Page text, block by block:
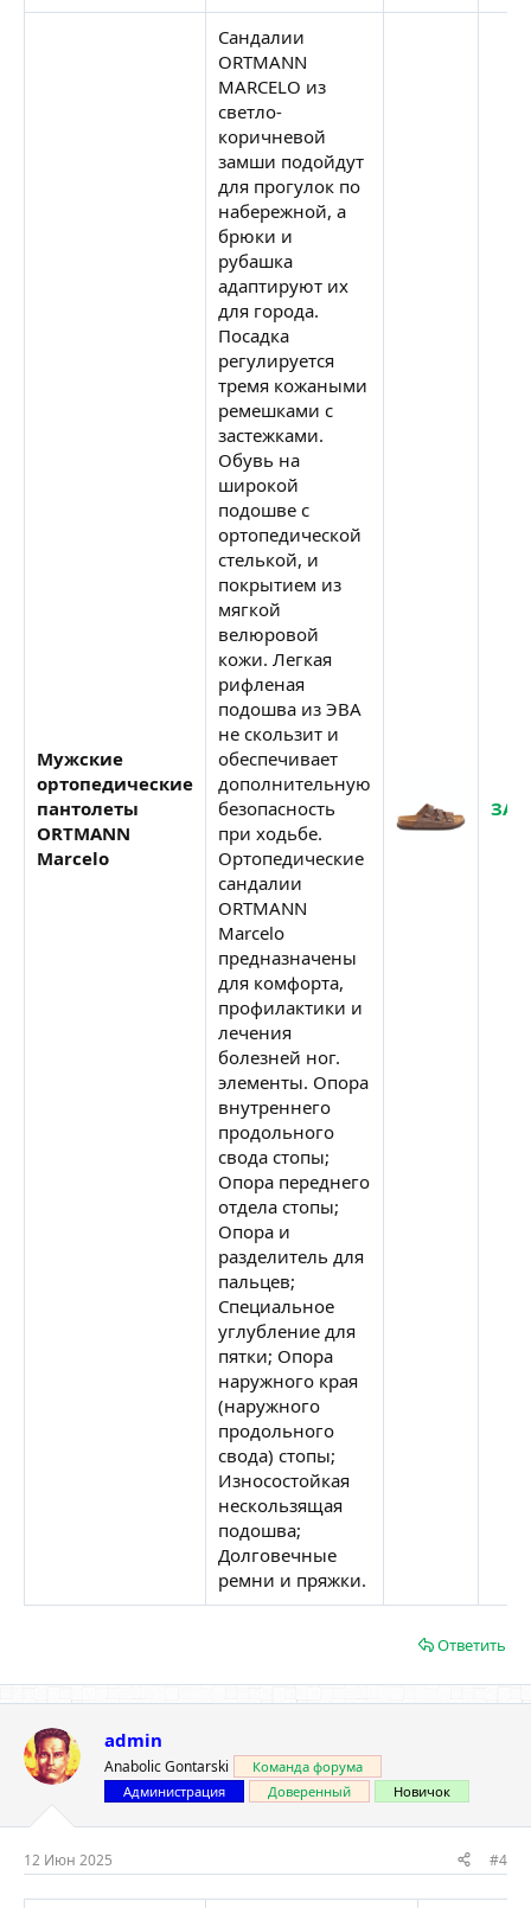
Мужские
ортопедические
пантолеты
ORTMANN
Marcelo
Сандалии
ORTMANN
MARCELO из
светло-
коричневой
замши подойдут
для прогулок по
набережной, а
брюки и
рубашка
адаптируют их
для города.
Посадка
регулируется
тремя кожаными
ремешками с
застежками.
Обувь на
широкой
подошве с
ортопедической
стелькой, и
покрытием из
мягкой
велюровой
кожи. Легкая
рифленая
подошва из ЭВА
не скользит и
обеспечивает
дополнительную
безопасность
при ходьбе.
Ортопедические
сандалии
ORTMANN
Marcelo
предназначены
для комфорта,
профилактики и
лечения
болезней ног.
элементы. Опора
внутреннего
продольного
свода стопы;
Опора переднего
отдела стопы;
Опора и
разделитель для
пальцев;
Специальное
углубление для
пятки; Опора
наружного края
(наружного
продольного
свода) стопы;
Износостойкая
нескользящая
подошва;
Долговечные
ремни и пряжки.
Ответить
admin
Anabolic Gontarski
Команда форума
Администрация
Доверенный Новичок
12 Июн 2025 #4